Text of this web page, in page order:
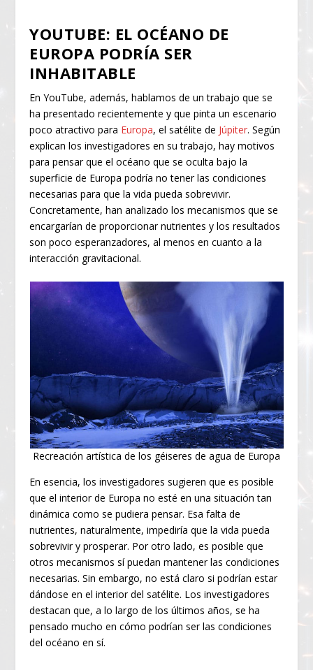
YOUTUBE: EL OCÉANO DE
EUROPA PODRÍA SER
INHABITABLE
En YouTube, además, hablamos de un trabajo que se
ha presentado recientemente y que pinta un escenario
poco atractivo para Europa, el satélite de Júpiter. Según
explican los investigadores en su trabajo, hay motivos
para pensar que el océano que se oculta bajo la
superficie de Europa podría no tener las condiciones
necesarias para que la vida pueda sobrevivir.
Concretamente, han analizado los mecanismos que se
encargarían de proporcionar nutrientes y los resultados
son poco esperanzadores, al menos en cuanto a la
interacción gravitacional.
Recreación artística de los géiseres de agua de Europa
En esencia, los investigadores sugieren que es posible
que el interior de Europa no esté en una situación tan
dinámica como se pudiera pensar. Esa falta de
nutrientes, naturalmente, impediría que la vida pueda
sobrevivir y prosperar. Por otro lado, es posible que
otros mecanismos sí puedan mantener las condiciones
necesarias. Sin embargo, no está claro si podrían estar
dándose en el interior del satélite. Los investigadores
destacan que, a lo largo de los últimos años, se ha
pensado mucho en cómo podrían ser las condiciones
del océano en sí.